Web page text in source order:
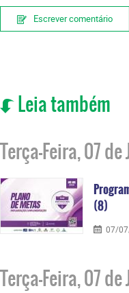
Escrever comentário
Leia também
Terça-Feira, 07
(8)
07/
Terça-Feira, 07